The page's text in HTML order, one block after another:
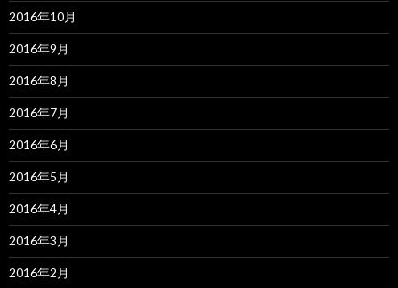
2016年10月
2016年9月
2016年8月
2016年7月
2016年6月
2016年5月
2016年4月
2016年3月
2016年2月